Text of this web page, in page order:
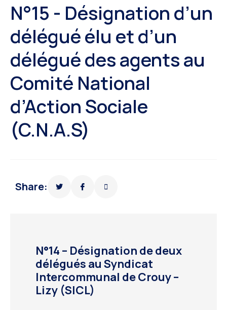
N°15 - Désignation d’un
délégué élu et d’un
délégué des agents au
Comité National
d’Action Sociale
(C.N.A.S)
Share:
N°14 – Désignation de deux
délégués au Syndicat
Intercommunal de Crouy –
Lizy (SICL)